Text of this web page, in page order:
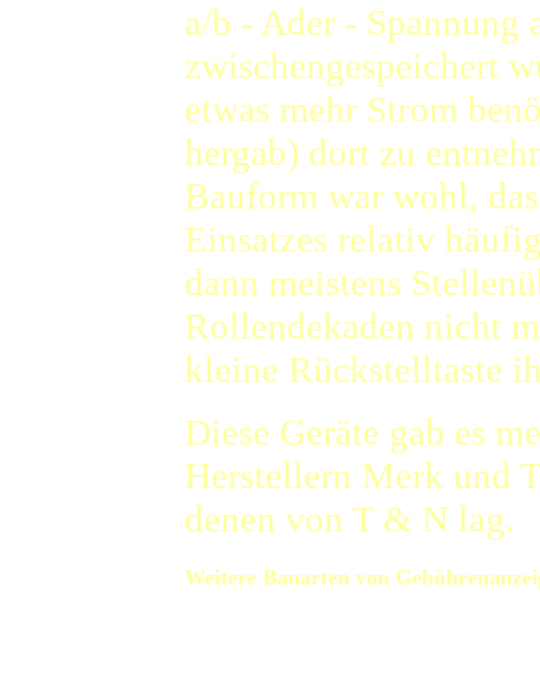
a/b - Ader -
zwischengespeichert
etwas mehr Strom
hergab) dort zu
Bauform war wohl,
Einsatzes relativ
dann meistens
Rollendekaden nicht
kleine Rückstelltaste
Diese Geräte gab es
Herstellern Merk und
denen von T & N lag.
Weitere Bauarten von